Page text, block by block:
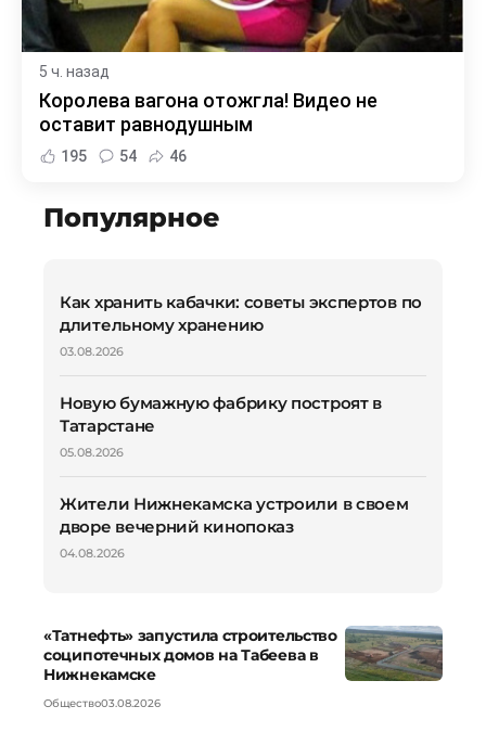
5 ч. назад
Королева вагона отожгла! Видео не
оставит равнодушным
195 54 46
Популярное
Как хранить кабачки: советы экспертов по
длительному хранению
03.08.2026
Новую бумажную фабрику построят в
Татарстане
05.08.2026
Жители Нижнекамска устроили в своем
дворе вечерний кинопоказ
04.08.2026
«Татнефть» запустила строительство
соципотечных домов на Табеева в
Нижнекамске
Общество03.08.2026